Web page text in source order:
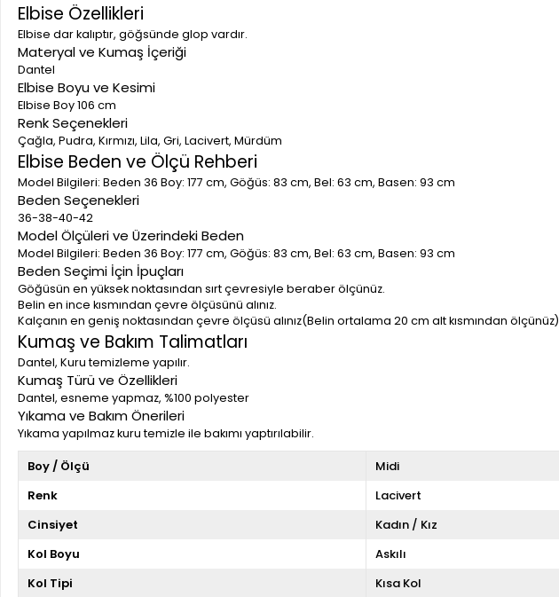
Elbise Özellikleri
Elbise dar kalıptır, göğsünde glop vardır.
Materyal ve Kumaş İçeriği
Dantel
Elbise Boyu ve Kesimi
Elbise Boy 106 cm
Renk Seçenekleri
Çağla, Pudra, Kırmızı, Lila, Gri, Lacivert, Mürdüm
Elbise Beden ve Ölçü Rehberi
Model Bilgileri: Beden 36 Boy: 177 cm, Göğüs: 83 cm, Bel: 63 cm, Basen: 93 cm
Beden Seçenekleri
36-38-40-42
Model Ölçüleri ve Üzerindeki Beden
Model Bilgileri: Beden 36 Boy: 177 cm, Göğüs: 83 cm, Bel: 63 cm, Basen: 93 cm
Beden Seçimi İçin İpuçları
Göğüsün en yüksek noktasından sırt çevresiyle beraber ölçünüz.
Belin en ince kısmından çevre ölçüsünü alınız.
Kalçanın en geniş noktasından çevre ölçüsü alınız(Belin ortalama 20 cm alt kısmından ölçünüz)
Kumaş ve Bakım Talimatları
Dantel, Kuru temizleme yapılır.
Kumaş Türü ve Özellikleri
Dantel, esneme yapmaz, %100 polyester
Yıkama ve Bakım Önerileri
Yıkama yapılmaz kuru temizle ile bakımı yaptırılabilir.
Boy / Ölçü
Midi
Renk
Lacivert
Cinsiyet
Kadın / Kız
Kol Boyu
Askılı
Kol Tipi
Kısa Kol